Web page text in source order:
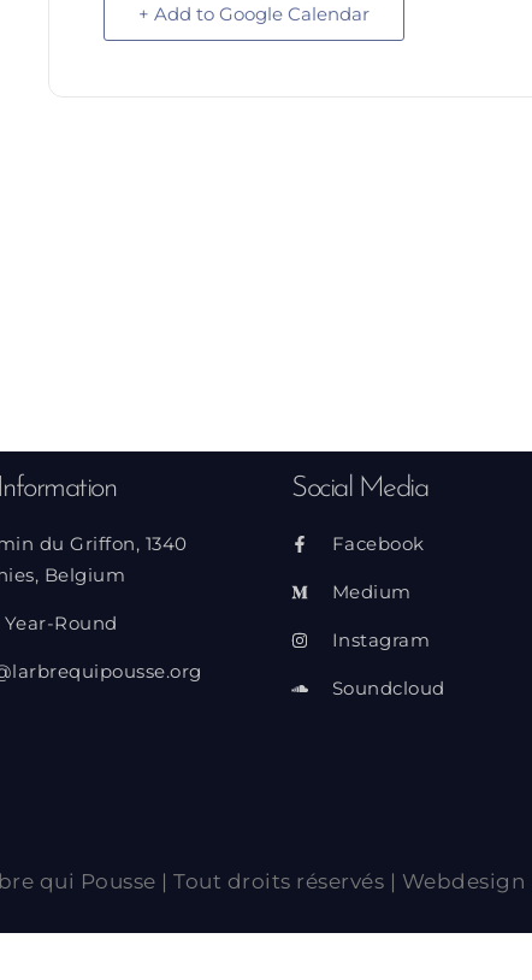
+ Add to Google Calendar
du Griffon, 1340
Belgium
Round
Social Media
Facebook
Medium
Instagram
Soundcloud
qui Pousse | Tout droits réservés | Webdesign